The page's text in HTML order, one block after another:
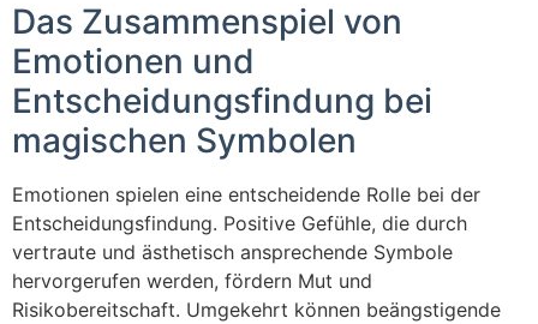
Das Zusammenspiel von
Emotionen und
Entscheidungsfindung bei
magischen Symbolen
Emotionen spielen eine entscheidende Rolle bei der
Entscheidungsfindung. Positive Gefühle, die durch
vertraute und ästhetisch ansprechende Symbole
hervorgerufen werden, fördern Mut und
Risikobereitschaft. Umgekehrt können beängstigende